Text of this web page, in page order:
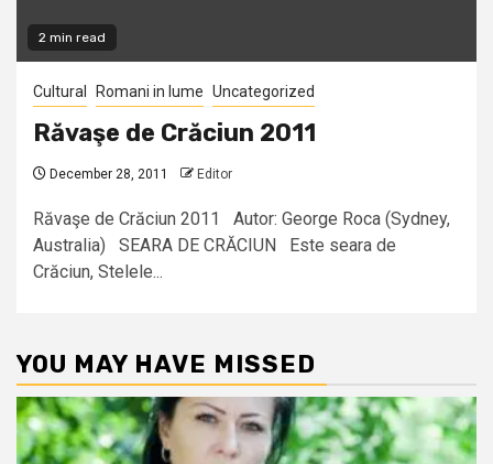
2 min read
Cultural Romani in lume Uncategorized
Răvaşe de Crăciun 2011
December 28, 2011 Editor
Răvaşe de Crăciun 2011 Autor: George Roca (Sydney,
Australia) SEARA DE CRĂCIUN Este seara de
Crăciun, Stelele...
YOU MAY HAVE MISSED